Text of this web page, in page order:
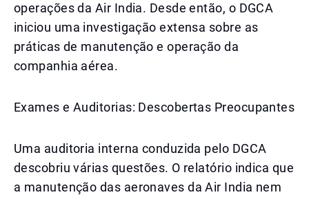
operações da Air India. Desde então, o DGCA
iniciou uma investigação extensa sobre as
práticas de manutenção e operação da
companhia aérea.
Exames e Auditorias: Descobertas Preocupantes
Uma auditoria interna conduzida pelo DGCA
descobriu várias questões. O relatório indica que
a manutenção das aeronaves da Air India nem